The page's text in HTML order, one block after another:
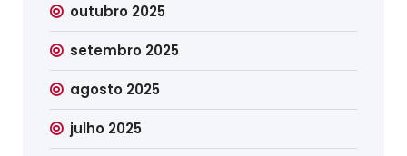
outubro 2025
setembro 2025
agosto 2025
julho 2025